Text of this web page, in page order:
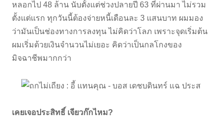
หลอกไป 48 ล้าน นับตั้งแต่ช่วงปลายปี 63 ที่ผ่านมา ไม่รวม
ตั้งแต่แรก ทุกวันนี้ต้องจ่ายหนี้เดือนละ 3 แสนบาท ผมมอง
ว่ามันเป็นช่องทางการลงทุน ไม่คิดว่าโลภ เพราะจุดเริ่มต้น
ผมเริ่มด้วยเงินจำนวนไม่เยอะ คิดว่าเป็นกลโกงของ
มิจฉาชีพมากกว่า
เคยเจอประสิทธิ์ เจียวก๊กไหม?